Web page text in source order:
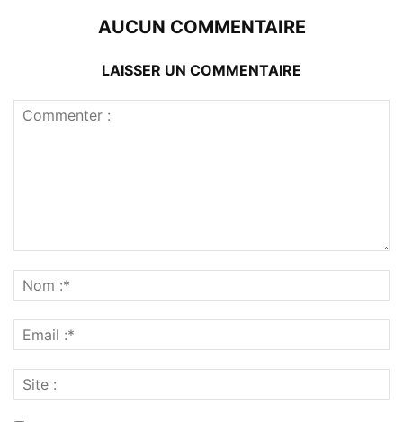
AUCUN COMMENTAIRE
LAISSER UN COMMENTAIRE